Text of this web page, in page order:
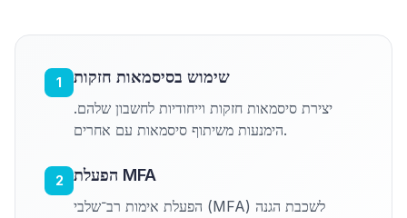
1 שימוש בסיסמאות חזקות
יצירת סיסמאות חזקות וייחודיות לחשבון שלהם.
הימנעות משיתוף סיסמאות עם אחרים.
2 הפעלת MFA
הפעלת אימות רב־שלבי (MFA) לשכבת הגנה